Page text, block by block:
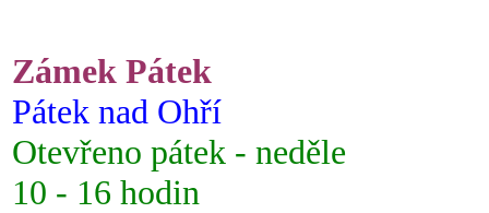
Zámek Pátek
Pátek nad Ohří
Otevřeno pátek - neděle
10 - 16 hodin